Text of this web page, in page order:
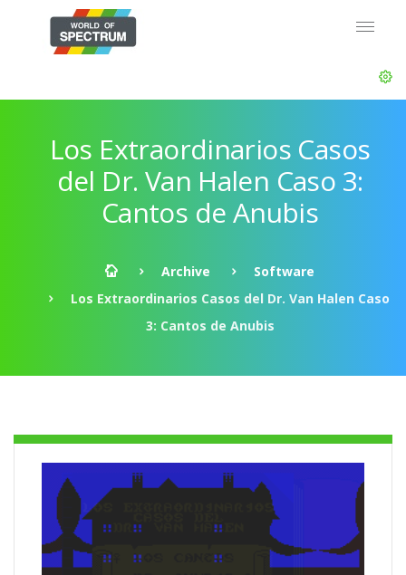
Los Extraordinarios Casos
del Dr. Van Halen Caso 3:
Cantos de Anubis
Archive
Software
Los Extraordinarios Casos del Dr. Van Halen Caso
3: Cantos de Anubis